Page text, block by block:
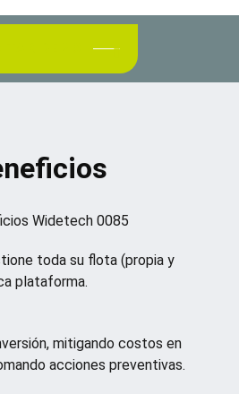
toda su flota (propia y
plataforma.